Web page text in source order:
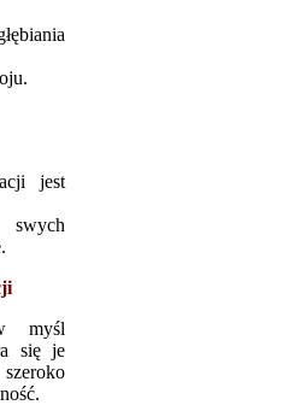
jest
myśl
się je